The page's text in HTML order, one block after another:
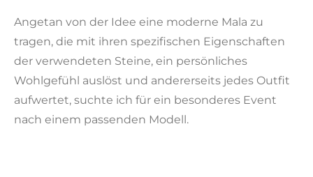
Angetan von der Idee eine moderne Mala zu
tragen, die mit ihren spezifischen Eigenschaften
der verwendeten Steine, ein persönliches
Wohlgefühl auslöst und andererseits jedes Outfit
aufwertet, suchte ich für ein besonderes Event
nach einem passenden Modell.